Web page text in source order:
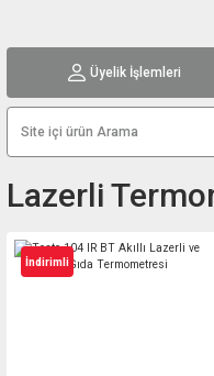
Üyelik İşlemleri
Lazerli
İndirimli